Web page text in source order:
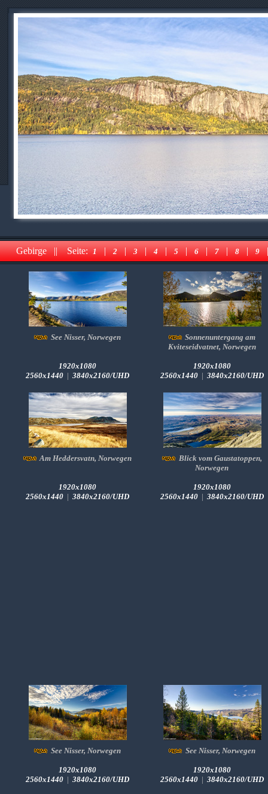
Gebirge || Seite:1|2|3|4|5|6|7|8|9
See Nisser, Norwegen
1920x1080
2560x1440 | 3840x2160/UHD
Sonnenuntergang am
Kviteseidvatnet, Norwegen
1920x1080
2560x1440 | 3840x2160/UHD
Am Heddersvatn, Norwegen
1920x1080
2560x1440 | 3840x2160/UHD
Blick vom Gaustatoppen,
Norwegen
1920x1080
2560x1440 | 3840x2160/UHD
See Nisser, Norwegen
1920x1080
2560x1440 | 3840x2160/UHD
See Nisser, Norwegen
1920x1080
2560x1440 | 3840x2160/UHD